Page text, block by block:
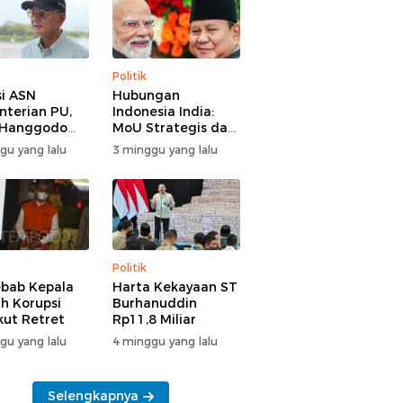
ASN
PU,
yang lalu
Politik
Hubungan
Indonesia India:
MoU Strategis dan
Tantangan Baru
3 minggu yang lalu
Kepala
Korupsi
Retret
yang lalu
Politik
Harta Kekayaan ST
Burhanuddin
Rp11,8 Miliar
4 minggu yang lalu
Selengkapnya